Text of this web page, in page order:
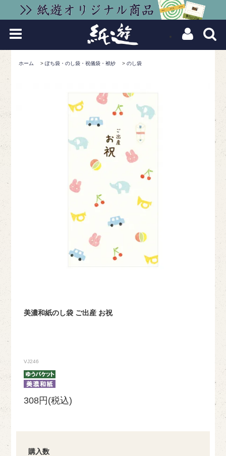
ホーム >ぽち袋・のし袋・祝儀袋・袱紗 >のし袋
美濃和紙のし袋 ご出産 お祝
VJ246
308円(税込)
購入数